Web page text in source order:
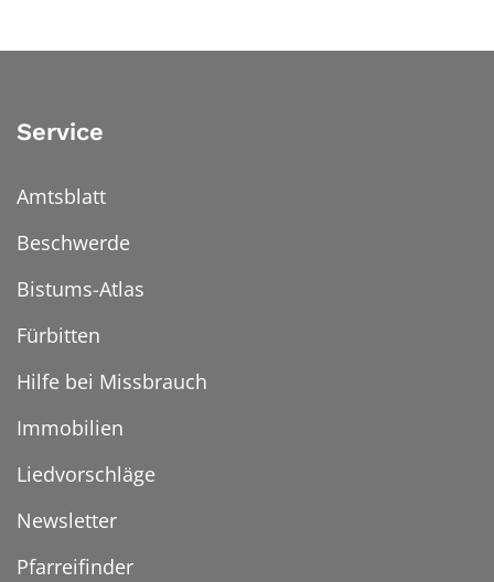
Service
Amtsblatt
Beschwerde
Bistums-Atlas
Fürbitten
Hilfe bei Missbrauch
Immobilien
Liedvorschläge
Newsletter
Pfarreifinder